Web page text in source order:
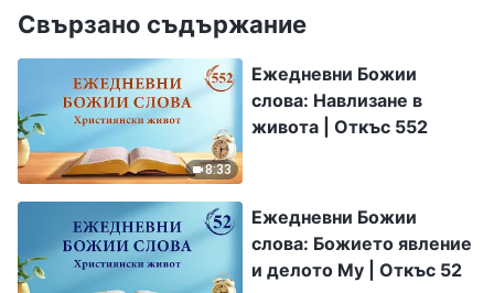
Свързано съдържание
8:33
Ежедневни Божии
слова: Навлизане в
живота | Откъс 552
Ежедневни Божии
слова: Божието явление
и делото Му | Откъс 52